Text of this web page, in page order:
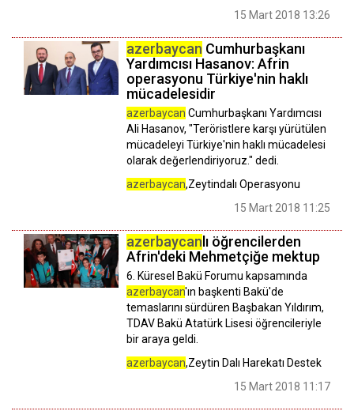
15 Mart 2018 13:26
azerbaycan Cumhurbaşkanı
Yardımcısı Hasanov: Afrin
operasyonu Türkiye'nin haklı
mücadelesidir
azerbaycan Cumhurbaşkanı Yardımcısı
Ali Hasanov, "Teröristlere karşı yürütülen
mücadeleyi Türkiye'nin haklı mücadelesi
olarak değerlendiriyoruz." dedi.
azerbaycan,Zeytindalı Operasyonu
15 Mart 2018 11:25
azerbaycan lı öğrencilerden
Afrin'deki Mehmetçiğe mektup
6. Küresel Bakü Forumu kapsamında
azerbaycan'ın başkenti Bakü'de
temaslarını sürdüren Başbakan Yıldırım,
TDAV Bakü Atatürk Lisesi öğrencileriyle
bir araya geldi.
azerbaycan,Zeytin Dalı Harekatı Destek
15 Mart 2018 11:17